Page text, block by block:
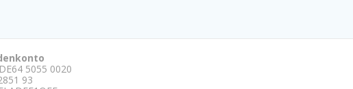
5055 0020
93